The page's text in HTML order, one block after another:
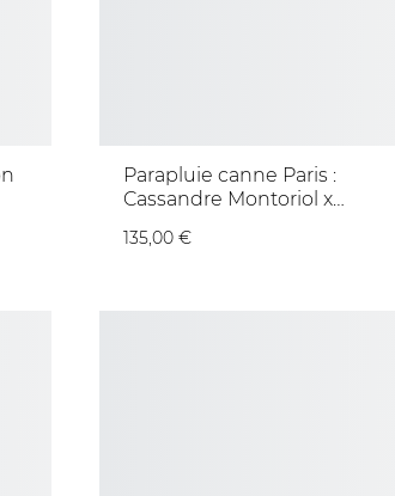
Parapluie canne Paris :
Cassandre Montoriol x
135,00 €